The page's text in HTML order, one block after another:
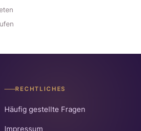
RECHTLICHES
Häufig gestellte Fragen
Impressum